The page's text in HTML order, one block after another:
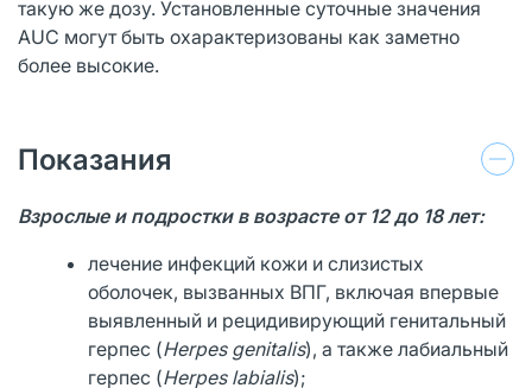
такую же дозу. Установленные суточные значения
AUC могут быть охарактеризованы как заметно
более высокие.
Показания
Взрослые и подростки в возрасте от 12 до 18 лет:
лечение инфекций кожи и слизистых
оболочек, вызванных ВПГ, включая впервые
выявленный и рецидивирующий генитальный
герпес (Herpes genitalis), а также лабиальный
герпес (Herpes labialis);